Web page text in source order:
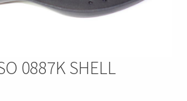
0887K SHELL